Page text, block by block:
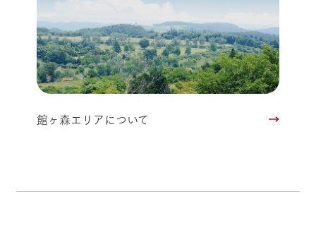
館ヶ森エリアについて